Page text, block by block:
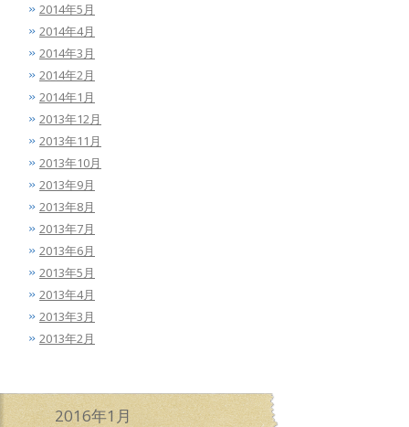
2014年5月
2014年4月
2014年3月
2014年2月
2014年1月
2013年12月
2013年11月
2013年10月
2013年9月
2013年8月
2013年7月
2013年6月
2013年5月
2013年4月
2013年3月
2013年2月
2016年1月